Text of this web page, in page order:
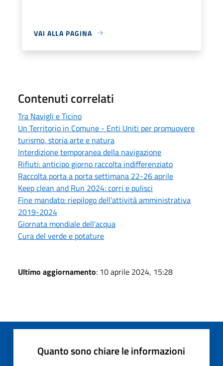
VAI ALLA PAGINA
Contenuti correlati
Tra Navigli e Ticino
Un Territorio in Comune - Enti Uniti per promuovere
turismo, storia arte e natura
Interdizione temporanea della navigazione
Rifiuti: anticipo giorno raccolta indifferenziato
Raccolta porta a porta settimana 22-26 aprile
Keep clean and Run 2024: corri e pulisci
Fine mandato: riepilogo dell'attività amministrativa
2019-2024
Giornata mondiale dell'acqua
Cura del verde e potature
Ultimo aggiornamento: 10 aprile 2024, 15:28
Quanto sono chiare le informazioni